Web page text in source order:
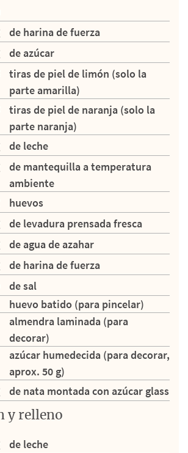
de harina de fuerza
de azúcar
tiras de piel de limón (solo la
parte amarilla)
tiras de piel de naranja (solo la
parte naranja)
de leche
de mantequilla a temperatura
ambiente
huevos
de levadura prensada fresca
de agua de azahar
de harina de fuerza
de sal
huevo batido (para pincelar)
almendra laminada (para
decorar)
azúcar humedecida (para decorar,
aprox. 50 g)
de nata montada con azúcar glass
y relleno
de leche